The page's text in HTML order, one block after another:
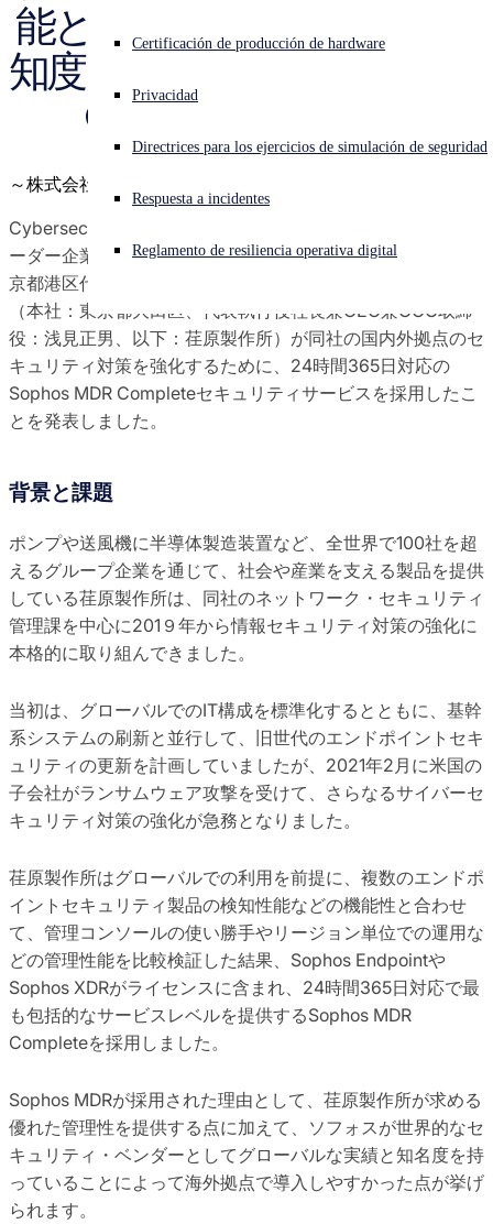
¿Está sufriendo un ciberataque? Obtenga ayuda ahora mismo
Iniciar sesión
Open search
Open language switcher
Certificación de producción de hardware
Privacidad
Directrices para los ejercicios de simulación de seguridad
Respuesta a incidentes
Reglamento de resiliencia operativa digital
Investigación de amenazas de Sophos X-Ops
Premios y críticas
能とグローバルでの高い認
知度を持つSophos MDR
Completeを採用
～株式会社荏原製作所～
Cybersecurity-as-a-serviceを開発・提供するグローバルリ
ーダー企業の 英国ソフォス(日本法人：ソフォス株式会社
京都港区代表取締役中西智行）は本日、株式会社荏原製作所
（本社：東京都大田区、代表執行役社長兼CEO兼COO取締
役：浅見正男、以下：荏原製作所）が同社の国内外拠点のセ
キュリティ対策を強化するために、24時間365日対応の
Sophos MDR Completeセキュリティサービスを採用したこ
とを発表しました。
背景と課題
ポンプや送風機に半導体製造装置など、全世界で100社を超
えるグループ企業を通じて、社会や産業を支える製品を提供
している荏原製作所は、同社のネットワーク・セキュリティ
管理課を中心に201９年から情報セキュリティ対策の強化に
本格的に取り組んできました。
当初は、グローバルでのIT構成を標準化するとともに、基幹
系システムの刷新と並行して、旧世代のエンドポイントセキ
ュリティの更新を計画していましたが、2021年2月に米国の
子会社がランサムウェア攻撃を受けて、さらなるサイバーセ
キュリティ対策の強化が急務となりました。
荏原製作所はグローバルでの利用を前提に、複数のエンドポ
イントセキュリティ製品の検知性能などの機能性と合わせ
て、管理コンソールの使い勝手やリージョン単位での運用な
どの管理性能を比較検証した結果、Sophos Endpointや
Sophos XDRがライセンスに含まれ、24時間365日対応で最
も包括的なサービスレベルを提供するSophos MDR
Completeを採用しました。
Sophos MDRが採用された理由として、荏原製作所が求める
優れた管理性を提供する点に加えて、ソフォスが世界的なセ
キュリティ・ベンダーとしてグローバルな実績と知名度を持
っていることによって海外拠点で導入しやすかった点が挙げ
られます。